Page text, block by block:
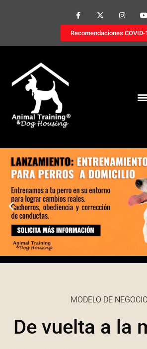
Recomendaciones COVID-
MODELO DE
De vuelta a la